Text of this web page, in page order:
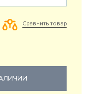
Сравнить товар